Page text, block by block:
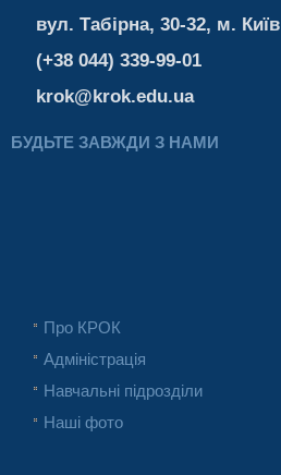
вул. Табірна, 30-32, м. Київ
(+38 044) 339-99-01
krok@krok.edu.ua
БУДЬТЕ ЗАВЖДИ З НАМИ
Про КРОК
Адміністрація
Навчальні підрозділи
Наші фото